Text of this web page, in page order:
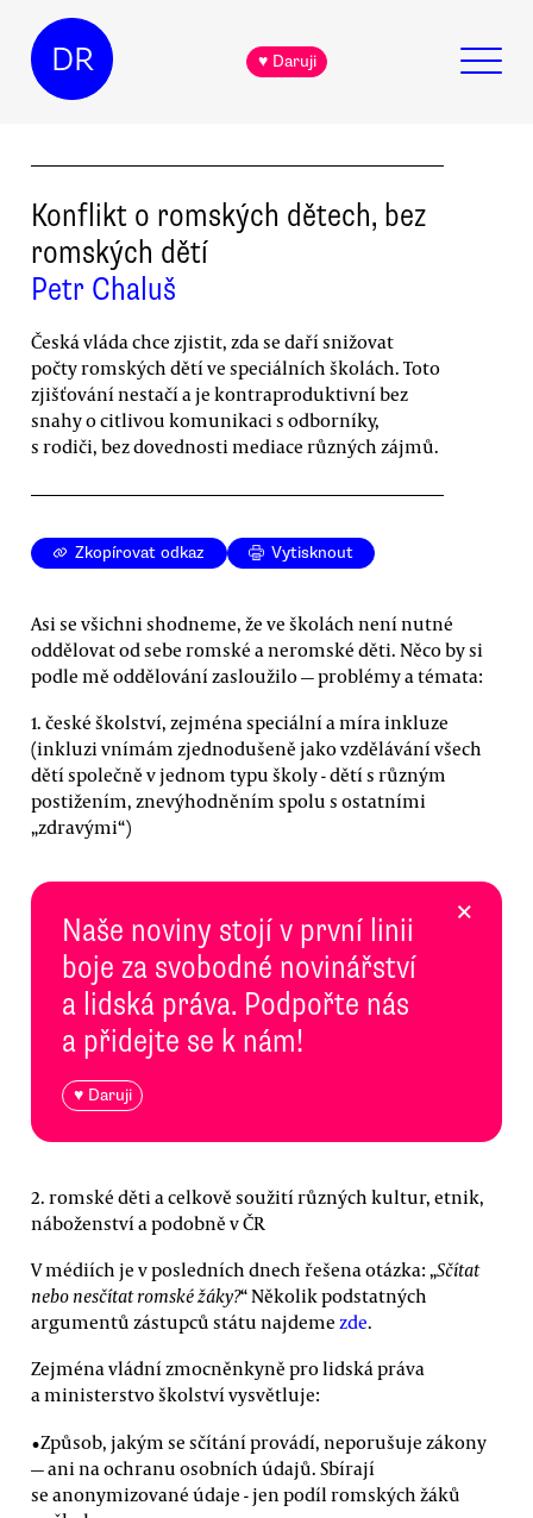
DR ♥ Daruji
Konflikt o romských dětech, bez
romských dětí
Petr Chaluš
Česká vláda chce zjistit, zda se daří snižovat
počty romských dětí ve speciálních školách. Toto
zjišťování nestačí a je kontraproduktivní bez
snahy o citlivou komunikaci s odborníky,
s rodiči, bez dovednosti mediace různých zájmů.
Zkopírovat odkaz Vytisknout
Asi se všichni shodneme, že ve školách není nutné
oddělovat od sebe romské a neromské děti. Něco by si
podle mě oddělování zasloužilo — problémy a témata:
1. české školství, zejména speciální a míra inkluze
(inkluzi vnímám zjednodušeně jako vzdělávání všech
dětí společně v jednom typu školy - dětí s různým
postižením, znevýhodněním spolu s ostatními
„zdravými“)
Naše noviny stojí v první linii
boje za svobodné novinářství
a lidská práva. Podpořte nás
a přidejte se k nám!
♥ Daruji
×
2. romské děti a celkově soužití různých kultur, etnik,
náboženství a podobně v ČR
V médiích je v posledních dnech řešena otázka: „Sčítat
nebo nesčítat romské žáky?“ Několik podstatných
argumentů zástupců státu najdeme zde.
Zejména vládní zmocněnkyně pro lidská práva
a ministerstvo školství vysvětluje:
•Způsob, jakým se sčítání provádí, neporušuje zákony
— ani na ochranu osobních údajů. Sbírají
se anonymizované údaje - jen podíl romských žáků